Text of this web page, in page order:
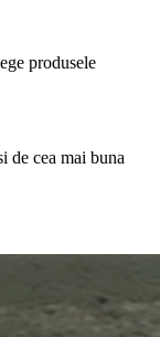
produsele
de cea mai buna